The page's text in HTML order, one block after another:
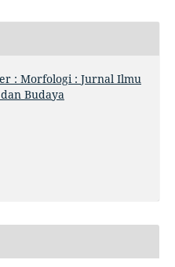
: Morfologi : Jurnal Ilmu
Budaya